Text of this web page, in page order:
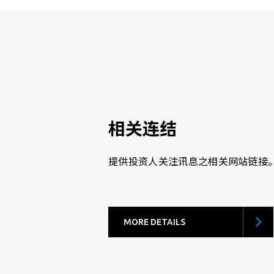
相关连结
提供投资人关注讯息之相关网站链接
MORE DETAILS